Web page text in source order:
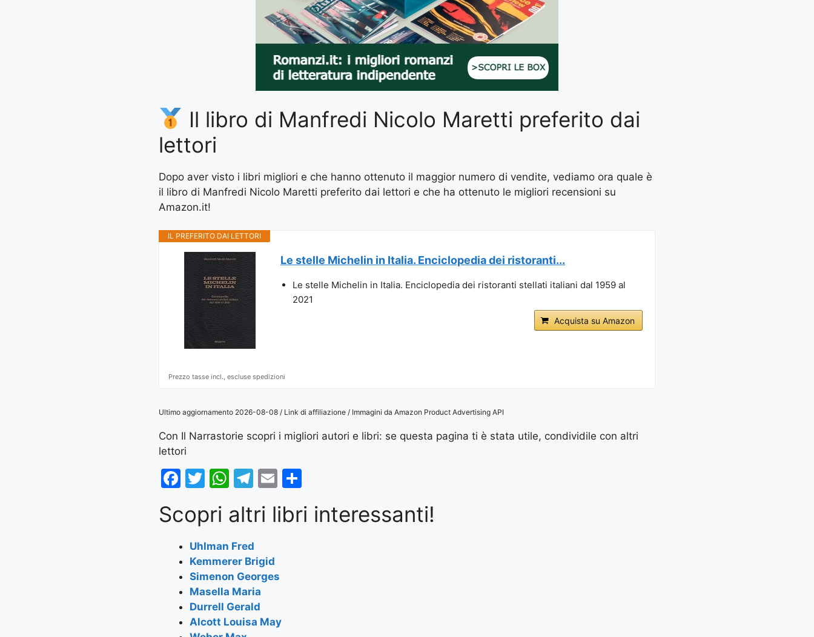
Il libro di Manfredi Nicolo Maretti preferito dai
lettori
Dopo aver visto i libri migliori e che hanno ottenuto il maggior numero di vendite, vediamo ora quale è
il libro di Manfredi Nicolo Maretti preferito dai lettori e che ha ottenuto le migliori recensioni su
Amazon.it!
IL PREFERITO DAI LETTORI
Le stelle Michelin in Italia. Enciclopedia dei ristoranti...
Le stelle Michelin in Italia. Enciclopedia dei ristoranti stellati italiani dal 1959 al
2021
Acquista su Amazon
Prezzo tasse incl., escluse spedizioni
Ultimo aggiornamento 2026-08-08 / Link di affiliazione / Immagini da Amazon Product Advertising API
Con Il Narrastorie scopri i migliori autori e libri: se questa pagina ti è stata utile, condividile con altri
lettori
F
c
e
b
o
o
k
T
itt
er
W
at
s
A
p
p
T
e
gr
a
m
E
ai ar
Scopri altri libri interessanti!
Uhlman Fred
Kemmerer Brigid
Simenon Georges
Masella Maria
Durrell Gerald
Alcott Louisa May